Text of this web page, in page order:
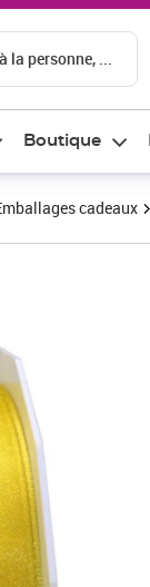
la personne, ...
Boutique
cadeaux